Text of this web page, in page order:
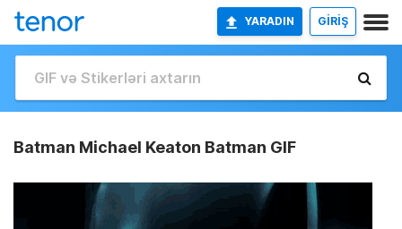
YARADIN GİRİŞ
Batman Michael Keaton Batman GIF